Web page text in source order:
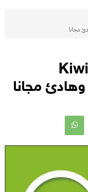
تحميل متصفح كيوي Kiwi